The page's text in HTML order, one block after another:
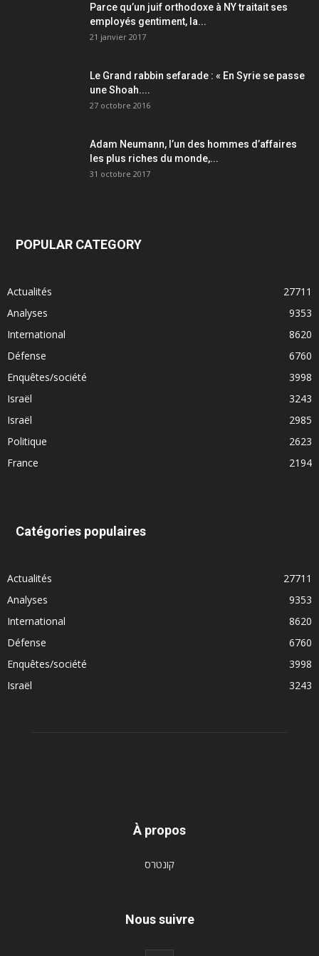
Parce qu’un juif orthodoxe à NY traitait ses
employés gentiment, la...
21 janvier 2017
Le Grand rabbin sefarade : « En Syrie se passe
une Shoah....
27 octobre 2016
Adam Neumann, l’un des hommes d’affaires
les plus riches du monde,...
31 octobre 2017
POPULAR CATEGORY
Actualités
27711
Analyses
9353
International
8620
Défense
6760
Enquêtes/société
3998
Israël
3243
Israël
2985
Politique
2623
France
2194
Catégories populaires
Actualités
27711
Analyses
9353
International
8620
Défense
6760
Enquêtes/société
3998
Israël
3243
À propos
קונטרס
Nous suivre